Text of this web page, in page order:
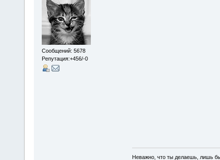
Сообщений: 5678
Репутация:+456/-0
Неважно, что ты делаешь, лишь